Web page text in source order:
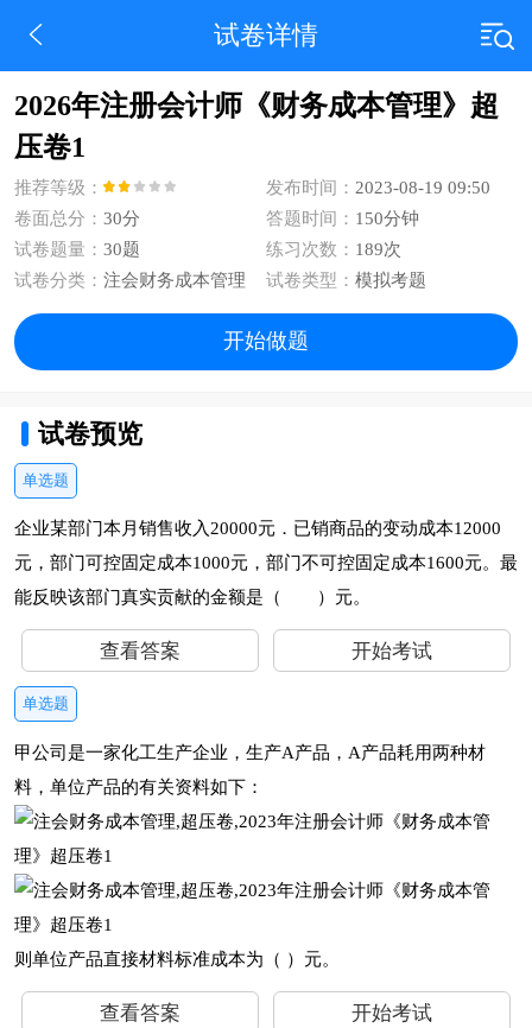
试卷详情
2026年注册会计师《财务成本管理》超
压卷1
推荐等级： 发布时间： 2023-08-19 09:50
卷面总分： 30分 答题时间： 150分钟
试卷题量： 30题 练习次数： 189次
试卷分类： 注会财务成本管理 试卷类型： 模拟考题
开始做题
试卷预览
单选题
企业某部门本月销售收入20000元．已销商品的变动成本12000
元，部门可控固定成本1000元，部门不可控固定成本1600元。最
能反映该部门真实贡献的金额是（ ）元。
查看答案 开始考试
单选题
甲公司是一家化工生产企业，生产A产品，A产品耗用两种材
料，单位产品的有关资料如下：
则单位产品直接材料标准成本为（ ）元。
查看答案 开始考试